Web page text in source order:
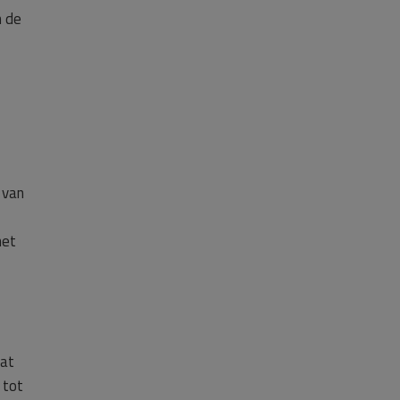
de
tot